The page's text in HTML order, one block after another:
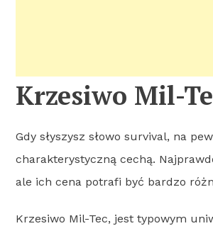
Krzesiwo Mil-
Gdy słyszysz słowo survival, na
charakterystyczną cechą.
ale ich cena potrafi być bardzo
Krzesiwo Mil-Tec, jest typowym